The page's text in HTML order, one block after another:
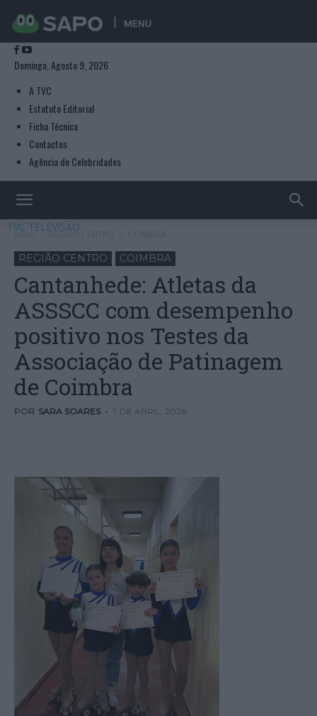
MENU
Domingo, Agosto 9, 2026
A TVC
Estatuto Editorial
Ficha Técnica
Contactos
Agência de Celebridades
TVC TELEVISÃO
Início REGIÃO CENTRO
REGIÃO CENTRO COIMBRA
Cantanhede: Atletas da
ASSSCC com desempenho
positivo nos Testes da
Associação de Patinagem
de Coimbra
POR SARA SOARES - 7 DE ABRIL, 2026